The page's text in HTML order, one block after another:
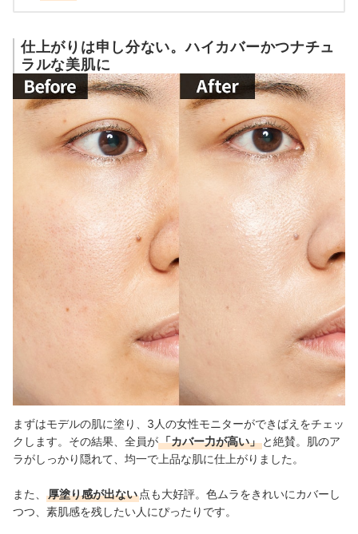
仕上がりは申し分ない。ハイカバーかつナチュ
ラルな美肌に
まずはモデルの肌に塗り、3人の女性モニターができばえをチェッ
クします。その結果、全員が「カバー力が高い」 と絶賛。肌のア
ラがしっかり隠れて、均一で上品な肌に仕上がりました。
また、 厚塗り感が出ない 点も大好評。色ムラをきれいにカバーし
つつ、素肌感を残したい人にぴったりです。